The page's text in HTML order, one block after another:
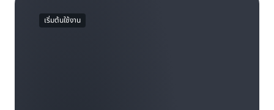
เริ่มต้นใช้งาน